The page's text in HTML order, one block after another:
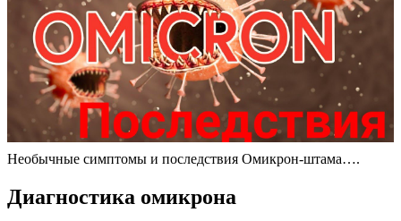
Необычные симптомы и последствия Омикрон-штама….
Диагностика омикрона